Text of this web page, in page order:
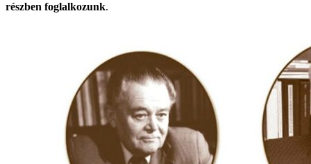
részben foglalkozunk.